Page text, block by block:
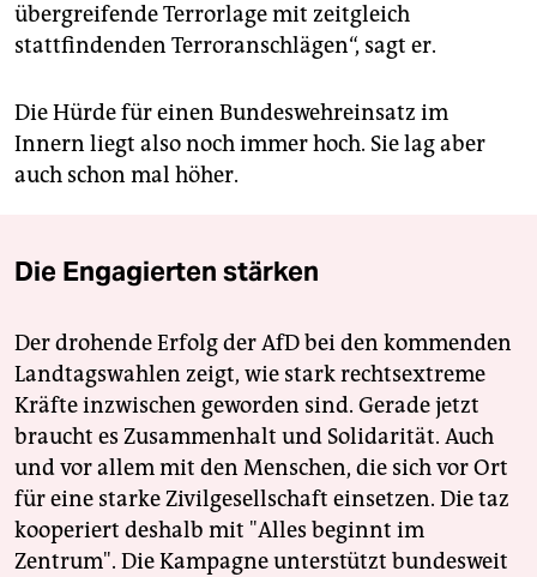
übergreifende Terrorlage mit zeitgleich
stattfindenden Terroranschlägen“, sagt er.
Die Hürde für einen Bundeswehreinsatz im
Innern liegt also noch immer hoch. Sie lag aber
auch schon mal höher.
Die Engagierten stärken
Der drohende Erfolg der AfD bei den kommenden
Landtagswahlen zeigt, wie stark rechtsextreme
Kräfte inzwischen geworden sind. Gerade jetzt
braucht es Zusammenhalt und Solidarität. Auch
und vor allem mit den Menschen, die sich vor Ort
für eine starke Zivilgesellschaft einsetzen. Die taz
kooperiert deshalb mit "Alles beginnt im
Zentrum". Die Kampagne unterstützt bundesweit